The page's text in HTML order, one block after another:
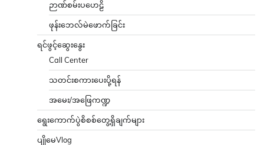
ဉာဏ်စမ်းပဟေဠိ
ဖုန်းဘေလ်မဲဖောက်ခြင်း
ရင်ဖွင့်ဆွေးနွေး
Call Center
သတင်းစကားပေးပို့ရန်
အမေး/အဖြေကဏ္ဍ
ရွေးကောက်ပွဲစိစစ်တွေ့ရှိချက်များ
ပျိုမေVlog